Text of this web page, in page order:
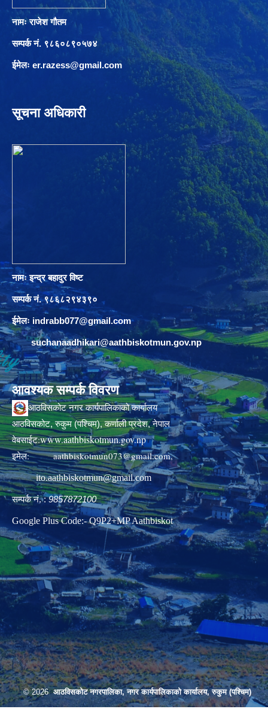
नामः राजेश गौतम
सम्पर्क नं. ९८६०८९०५७४
ईमेलः er.razess@gmail.com
सूचना अधिकारी
नामः इन्द्र बहादुर विष्ट
सम्पर्क नं. ९८६८२९४३९०
ईमेलः indrabb077@gmail.com
suchanaadhikari@aathbiskotmun.gov.np
आवश्यक सम्पर्क विवरण
आठविसकोट नगर कार्यपालिकाको कार्यालय
आठविसकोट, रुकुम (पश्चिम), कर्णाली प्रदेश, नेपाल
वेबसाईट:www.aathbiskotmun.gov.np
इमेल:aathbiskotmun073@gmail.com,
ito.aathbiskotmun@gmail.com
सम्पर्क नं. :9857872100
Google Plus Code:- Q9P2+MP Aathbiskot
© 2026आठविसकोट नगरपालिका, नगर कार्यपालिकाको कार्यालय, रुकुम (पश्चिम)